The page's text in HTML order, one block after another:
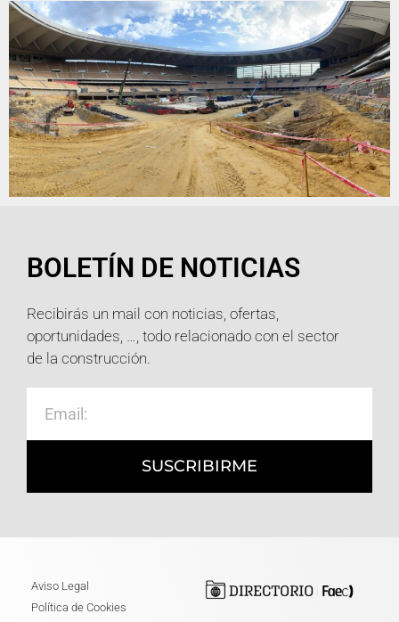
BOLETÍN DE NOTICIAS
Recibirás un mail con noticias, ofertas,
oportunidades, …, todo relacionado con el sector
de la construcción.
SUSCRIBIRME
Aviso Legal
Política de Cookies